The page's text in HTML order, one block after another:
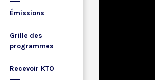
Émissions
Grille des
programmes
Recevoir KTO